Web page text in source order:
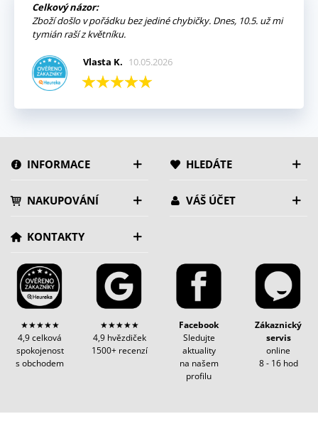
Celkový názor:
Zboží došlo v pořádku bez jediné chybičky. Dnes, 10.5. už mi
tymián raší z květníku.
Vlasta K. 10.05.2026
INFORMACE HLEDÁTE
NAKUPOVÁNÍ VÁŠ ÚČET
KONTAKTY
★★★★★
4,9 celková
spokojenost
s obchodem
★★★★★
4,9 hvězdiček
1500+ recenzí
Facebook
Sledujte
aktuality
na našem
profilu
Zákaznický
servis
online
8 - 16 hod